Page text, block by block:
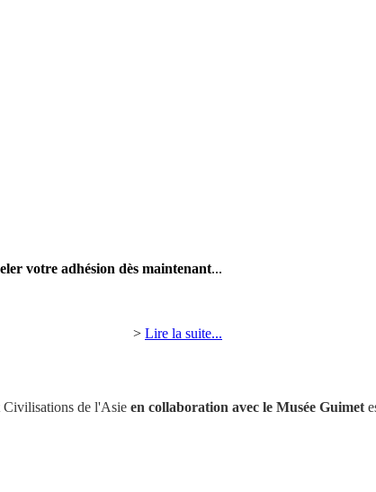
votre adhésion dès maintenant...
> Lire la suite...
Civilisations de l'Asie en collaboration avec le Musée Guimet